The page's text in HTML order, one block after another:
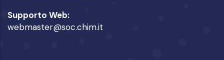
Supporto Web:
webmaster@soc.chim.it